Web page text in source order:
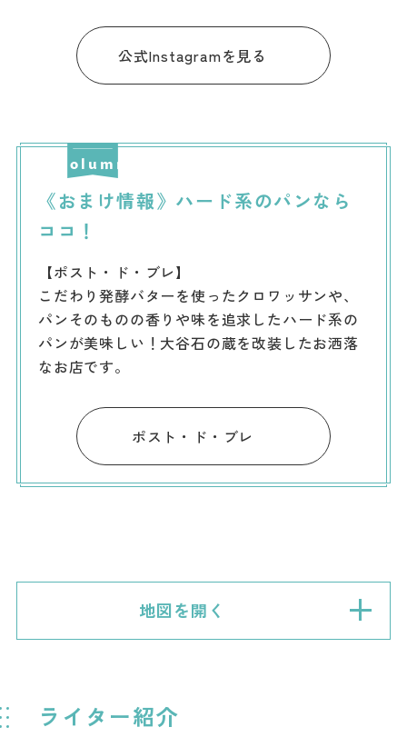
公式Instagramを見る
《おまけ情報》ハード系のパンなら
ココ！
【ポスト・ド・ブレ】
こだわり発酵バターを使ったクロワッサンや、
パンそのものの香りや味を追求したハード系の
パンが美味しい！大谷石の蔵を改装したお洒落
なお店です。
ポスト・ド・ブレ
地図を開く
ライター紹介